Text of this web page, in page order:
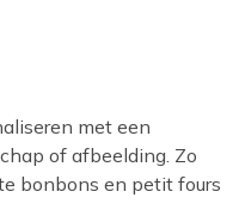
met een
of afbeelding. Zo
bonbons en petit fours